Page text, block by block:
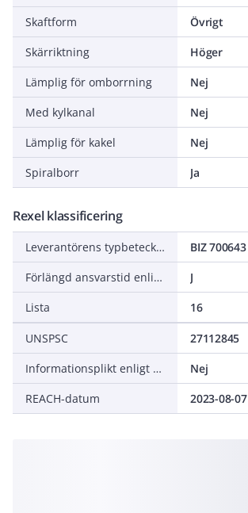
Skaftform
Övrigt
Skärriktning
Höger
Lämplig för omborrning
Nej
Med kylkanal
Nej
Lämplig för kakel
Nej
Spiralborr
Ja
Rexel klassificering
Leverantörens typbeteckning
BIZ 700643
Förlängd ansvarstid enligt ALEM-09
J
Lista
16
UNSPSC
27112845
Informationsplikt enligt REACH
Nej
REACH-datum
2023-08-07